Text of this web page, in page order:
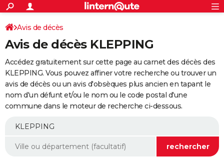
ACTUALITÉS
Politique
Société
Faits Divers
Education
Monde
Villes
+
SPORT
Coupe du monde 2026
Football
Tennis
Cyclisme
Rugby
Forum
Programme TV
TNT
Streaming
Cinéma
Sorties cinéma
Musique
+
FINANCE
Retraite
Epargne
Immobilier
Risques naturels par ville
Banque
Assurance
AUTO
Essais
Réserver un essai
Citadines
Berlines
SUV
Forum auto
+
Mobiles
Meilleur smartphone
Internet
Ordinateurs
Jeux vidéo
Guide high-tech
Aménagement intérieur
Avis de décès
Avis de décès KLEPPING
Accédez gratuitement sur cette page au carnet des décès des
KLEPPING. Vous pouvez affiner votre recherche ou trouver un
avis de décès ou un avis d'obsèques plus ancien en tapant le
nom d'un défunt et/ou le nom ou le code postal d'une
commune dans le moteur de recherche ci-dessous.